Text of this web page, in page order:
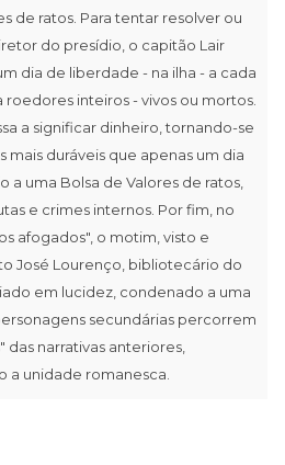
de ratos. Para tentar resolver ou
do presídio, o capitão Lair
dia de liberdade - na ilha - a cada
inteiros - vivos ou mortos.
a significar dinheiro, tornando-se
duráveis que apenas um dia
a uma Bolsa de Valores de ratos,
e crimes internos. Por fim, no
afogados", o motim, visto e
José Lourenço, bibliotecário do
em lucidez, condenado a uma
secundárias percorrem
das narrativas anteriores,
a unidade romanesca.